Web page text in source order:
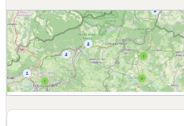
Solární
Na přípravu teplé